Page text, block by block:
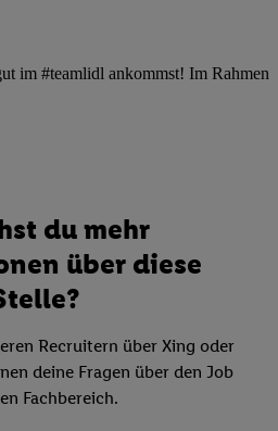
im #teamlidl ankommst! Im Rahmen
du mehr
über diese
Recruitern über Xing oder
deine Fragen über den Job
Fachbereich.